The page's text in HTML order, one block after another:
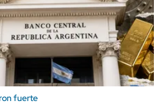
fuerte